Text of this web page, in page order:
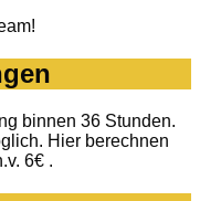
binnen 36 Stunden.
Hier berechnen
6€ .